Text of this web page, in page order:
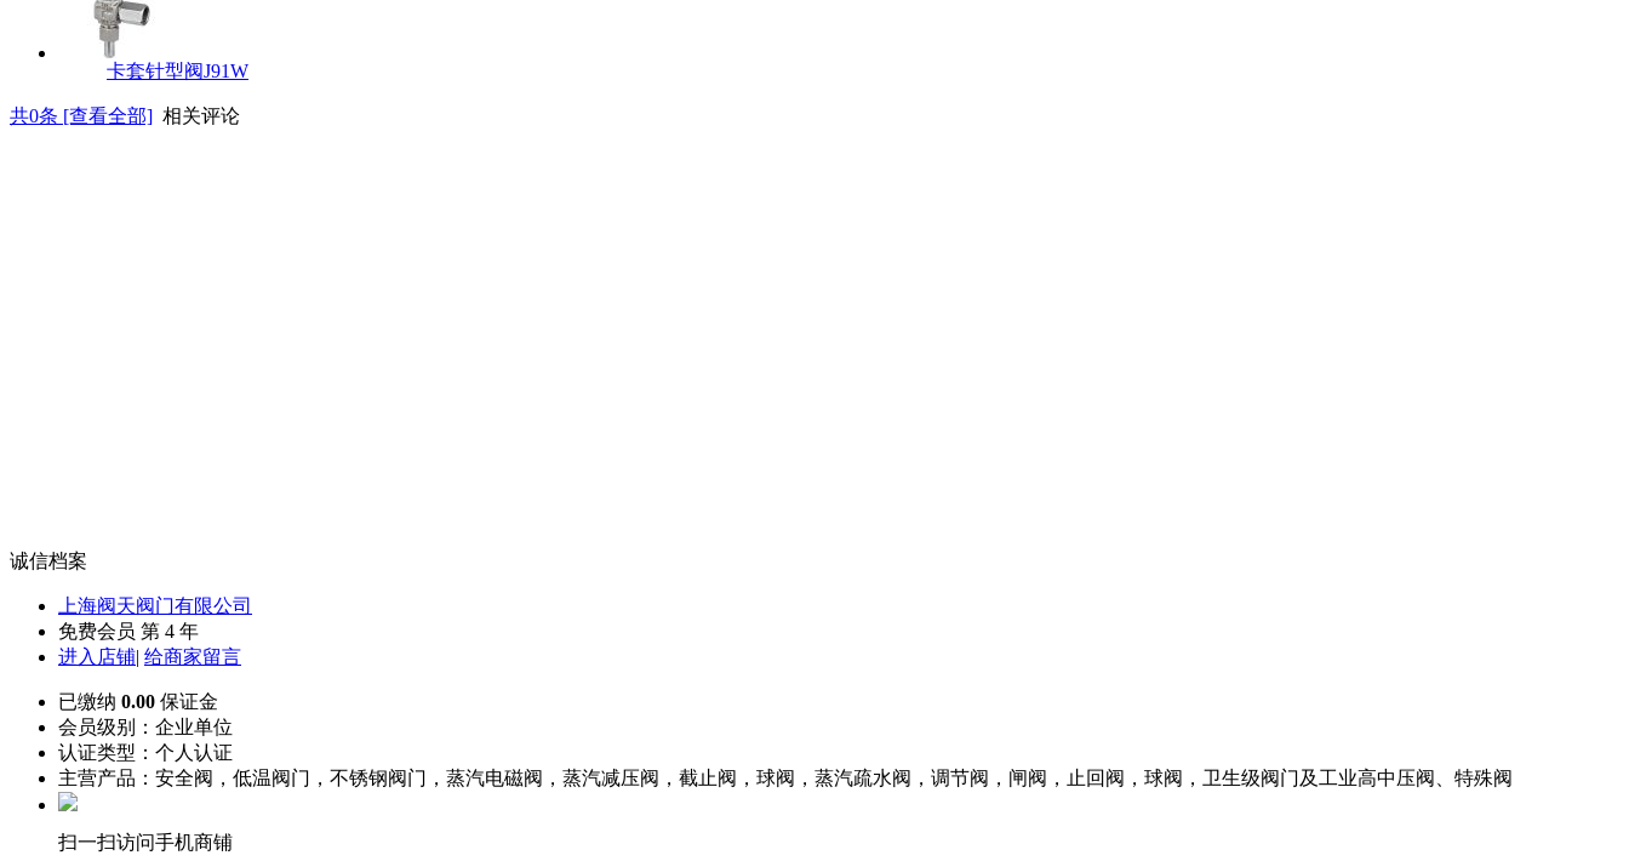
卡套针型阀J91W
共0条 [查看全部] 相关评论
诚信档案
上海阀天阀门有限公司
免费会员 第 4 年
进入店铺| 给商家留言
已缴纳 0.00 保证金
会员级别： 企业单位
认证类型： 个人认证
主营产品：安全阀，低温阀门，不锈钢阀门，蒸汽电磁阀，蒸汽减压阀，截止阀，球阀，蒸汽疏水阀，调节阀，闸阀，止回阀，球阀，卫生级阀门及工业高中压阀、特殊阀
扫一扫访问手机商铺